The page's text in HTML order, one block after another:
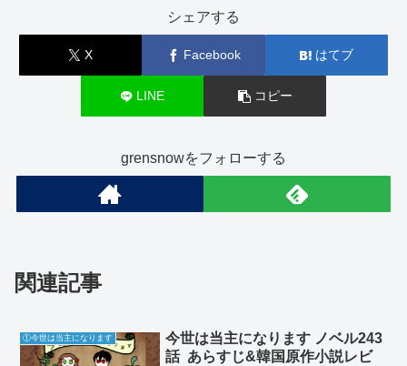
シェアする
X Facebook はてブ
LINE コピー
grensnowをフォローする
関連記事
①今世は当主になります
今世は当主になります ノベル243
話 あらすじ&韓国原作小説レビ